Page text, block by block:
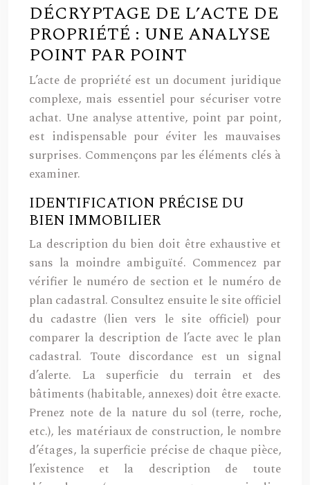
DÉCRYPTAGE DE L’ACTE DE
PROPRIÉTÉ : UNE ANALYSE
POINT PAR POINT
L’acte de propriété est un document juridique
complexe, mais essentiel pour sécuriser votre
achat. Une analyse attentive, point par point,
est indispensable pour éviter les mauvaises
surprises. Commençons par les éléments clés à
examiner.
IDENTIFICATION PRÉCISE DU
BIEN IMMOBILIER
La description du bien doit être exhaustive et
sans la moindre ambiguïté. Commencez par
vérifier le numéro de section et le numéro de
plan cadastral. Consultez ensuite le site officiel
du cadastre (lien vers le site officiel) pour
comparer la description de l’acte avec le plan
cadastral. Toute discordance est un signal
d’alerte. La superficie du terrain et des
bâtiments (habitable, annexes) doit être exacte.
Prenez note de la nature du sol (terre, roche,
etc.), les matériaux de construction, le nombre
d’étages, la superficie précise de chaque pièce,
l’existence et la description de toute